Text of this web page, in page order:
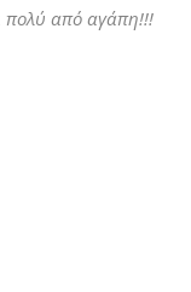
πολύ από αγάπη!!!